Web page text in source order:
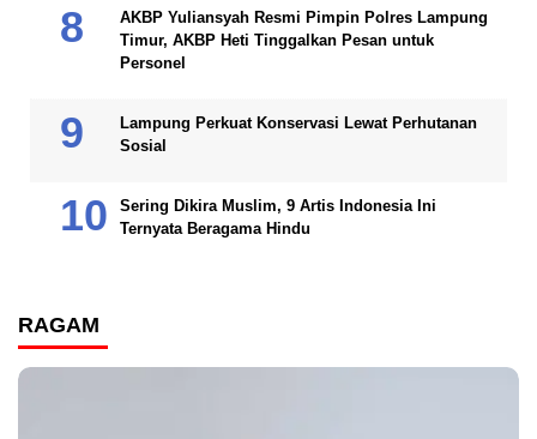
AKBP Yuliansyah Resmi Pimpin Polres Lampung
Timur, AKBP Heti Tinggalkan Pesan untuk
Personel
Lampung Perkuat Konservasi Lewat Perhutanan
Sosial
Sering Dikira Muslim, 9 Artis Indonesia Ini
Ternyata Beragama Hindu
RAGAM